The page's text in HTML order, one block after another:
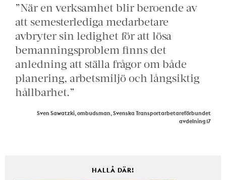
”När en verksamhet blir beroende av
att semesterlediga medarbetare
avbryter sin ledighet för att lösa
bemanningsproblem finns det
anledning att ställa frågor om både
planering, arbetsmiljö och långsiktig
hållbarhet.”
Sven Sawatzki, ombudsman, Svenska Transportarbetareförbundet
avdelning 17
HALLÅ DÄR!